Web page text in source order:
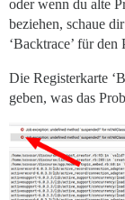
oder wenn du alte
beziehen, schaue
‘Backtrace’ für
Die Registerkarte
geben, was das